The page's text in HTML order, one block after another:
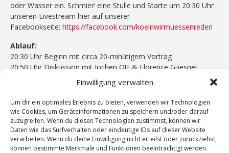
Einwilligung verwalten
Um dir ein optimales Erlebnis zu bieten, verwenden wir Technologien
wie Cookies, um Geräteinformationen zu speichern und/oder darauf
zuzugreifen. Wenn du diesen Technologien zustimmst, können wir
Daten wie das Surfverhalten oder eindeutige IDs auf dieser Website
verarbeiten. Wenn du deine Einwilligung nicht erteilst oder zurückziehst,
können bestimmte Merkmale und Funktionen beeinträchtigt werden.
oder Wasser ein. Schmier‘ eine Stulle und Starte um 20:30 Uhr
unseren Livestream hier auf unserer
Facebookseite: https://facebook.com/koelnwirmuessenreden
Ablauf:
20:30 Uhr Beginn mit circa 20-minütigem Vortrag
20:50 Uhr Diskussion mit Jochen Ott & Florence Guesnet
sowie Fragen aus der Kneipe und dem digitalen Publikum
22:00 Ende des Livestreams und der Veranstaltung